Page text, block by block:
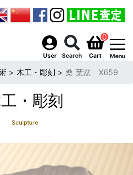
User Search
0
Cart Menu
> 木工・彫刻 > 桑 葉盆 X659
・彫刻
Sculpture